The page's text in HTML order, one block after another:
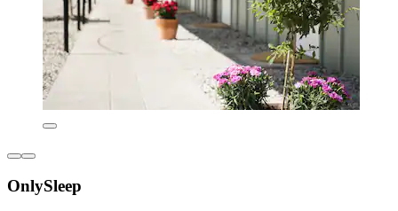
OnlySleep